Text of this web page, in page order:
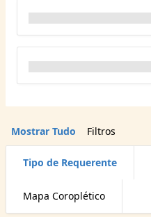
Mostrar Tudo Filtros
Tipo de Requerente
Mapa Coroplético